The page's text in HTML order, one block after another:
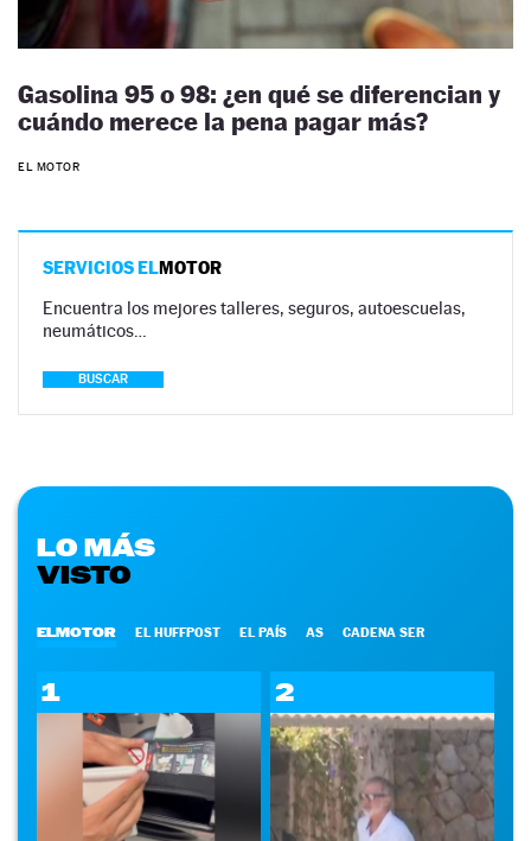
Gasolina 95 o 98: ¿en qué se diferencian y
cuándo merece la pena pagar más?
EL MOTOR
SERVICIOS ELMOTOR
Encuentra los mejores talleres, seguros, autoescuelas,
neumáticos…
BUSCAR
LO MÁS
VISTO
ELMOTOR EL HUFFPOST EL PAÍS AS CADENA SER
1 2